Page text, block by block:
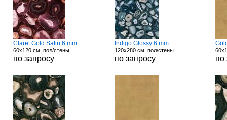
Claret Gold Satin 6 mm
60x120 см, пол/стены
по запросу
Indigo Glossy 6 mm
120x280 см, пол/стены
по запросу по